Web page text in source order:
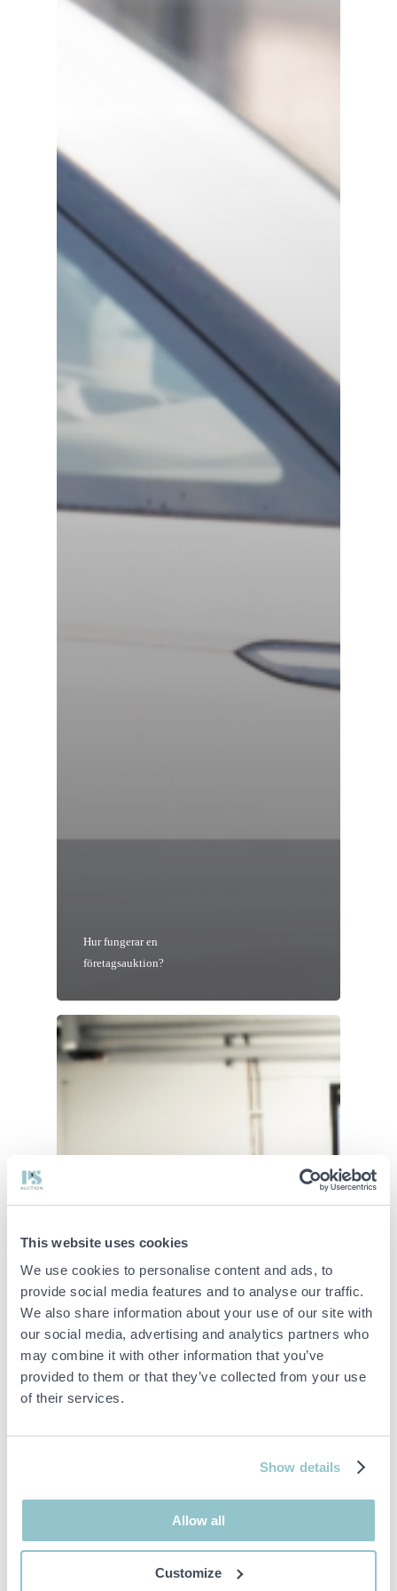
This website uses cookies
We use cookies to personalise content and ads, to
provide social media features and to analyse our traffic.
We also share information about your use of our site with
our social media, advertising and analytics partners who
may combine it with other information that you’ve
provided to them or that they’ve collected from your use
of their services.
Show details
Allow all
Customize
Hur fungerar en
företagsauktion?